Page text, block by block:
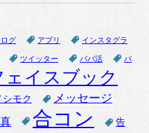
グ アプリ インスタグラ
ツイッター パパ活 パ
ェイスブック
シモク メッセージ
合コン 告